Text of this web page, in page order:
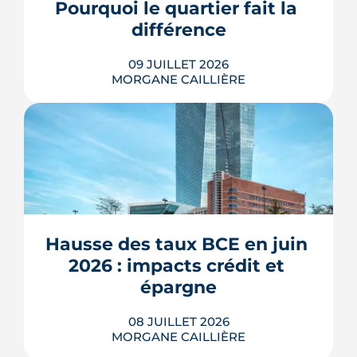
des marges de manœuvre.
LIRE L'ARTICLE
Pourquoi le quartier fait la
différence
09 JUILLET 2026
MORGANE CAILLIÈRE
À l'échelle de Toulouse, la température
nocturne peut varier de plusieurs
degrés d'un secteur à l'autre lors des
fortes chaleurs : Météo-France
pouvant atteindre 4 °C après une
journée d'été fortement ensoleillée.
Densité minérale, hauteur du bâti, v�...
LIRE L'ARTICLE
Hausse des taux BCE en juin
2026 : impacts crédit et
épargne
08 JUILLET 2026
MORGANE CAILLIÈRE